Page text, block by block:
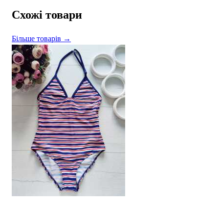
Схожі товари
Більше товарів →